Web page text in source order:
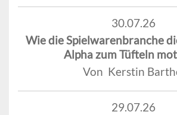
30.07.26
Wie die Spielwarenbranche
Alpha zum Tüfteln
Von Kerstin
29.07.26